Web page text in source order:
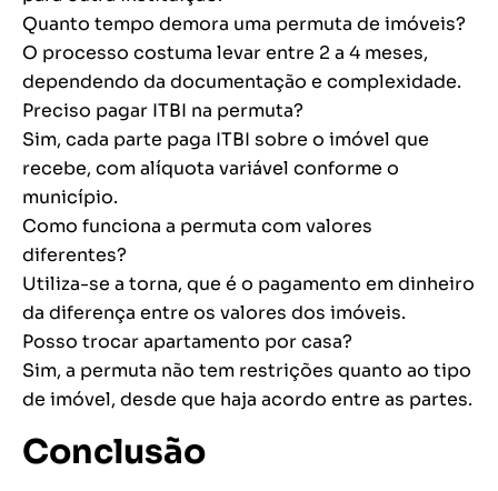
Quanto tempo demora uma permuta de imóveis?
O processo costuma levar entre 2 a 4 meses,
dependendo da documentação e complexidade.
Preciso pagar ITBI na permuta?
Sim, cada parte paga ITBI sobre o imóvel que
recebe, com alíquota variável conforme o
município.
Como funciona a permuta com valores
diferentes?
Utiliza-se a torna, que é o pagamento em dinheiro
da diferença entre os valores dos imóveis.
Posso trocar apartamento por casa?
Sim, a permuta não tem restrições quanto ao tipo
de imóvel, desde que haja acordo entre as partes.
Conclusão